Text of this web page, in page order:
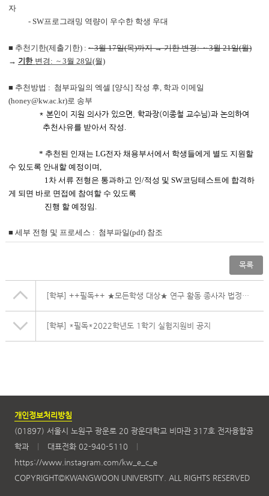
자
- SW프로그래밍 역량이 우수한 학생 우대
■ 추천기한(제출기한) : ~ 3월 17일(목)까지 → 기한변경:~ 3월 21일(월)
→ 기한 변경: ~ 3월 28일(월)
■ 추천방법 : 첨부파일의 엑셀 [양식] 작성 후, 학과 이메일
(honey@kw.ac.kr)로 송부
* 본인이 지원 의사가 있으면, 학과장(이종철 교수님)과 논의하여
추천사유를 받아서 작성.
* 추천된 인재는 LG전자 채용부서에서 학생들에게 별도 지원할
수 있도록 안내할 예정이며,
1차 서류 전형은 통과하고 인/적성 및 SW코딩테스트에 합격하
게 되면 바로 면접에 참여할 수 있도록
진행 할 예정임.
■ 세부 전형 및 프로세스 : 첨부파일(pdf) 참조
목록
[학부] ++필독++ ★모든학생 대상★ 연구 활동 종사자 법정교육 실시 안내(정기교육 및 신규교육)
[학부] *필독*2022학년도 1학기 실험지원비 공지
개인정보처리방침
(01897) 서울시 노원구 광운로 20 광운대학교 비마관 317호 전자융합공
학과
대표전화 02-940-5110
https://www.instagram.com/kw_e_c_e
COPYRIGHT©KWANGWOON UNIVERSITY. ALL RIGHTS RESERVED